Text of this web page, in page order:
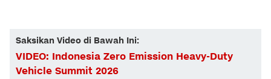
Saksikan Video di Bawah Ini:
VIDEO: Indonesia Zero Emission Heavy-Duty
Vehicle Summit 2026